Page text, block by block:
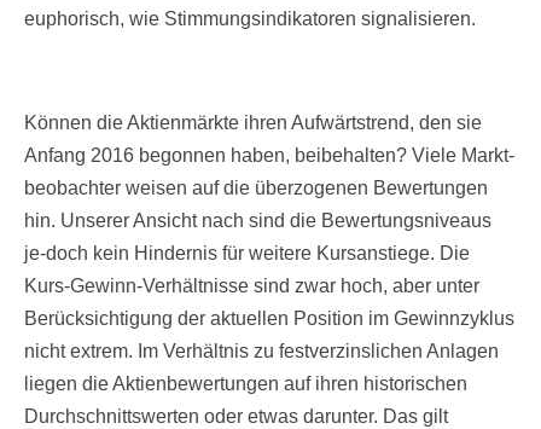
euphorisch, wie Stimmungsindikatoren signalisieren.
Können die Aktienmärkte ihren Aufwärtstrend, den sie
Anfang 2016 begonnen haben, beibehalten? Viele Markt-
beobachter weisen auf die überzogenen Bewertungen
hin. Unserer Ansicht nach sind die Bewertungsniveaus
je-doch kein Hindernis für weitere Kursanstiege. Die
Kurs-Gewinn-Verhältnisse sind zwar hoch, aber unter
Berücksichtigung der aktuellen Position im Gewinnzyklus
nicht extrem. Im Verhältnis zu festverzinslichen Anlagen
liegen die Aktienbewertungen auf ihren historischen
Durchschnittswerten oder etwas darunter. Das gilt